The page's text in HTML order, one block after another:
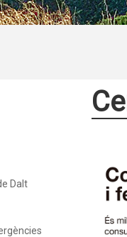
Dalt